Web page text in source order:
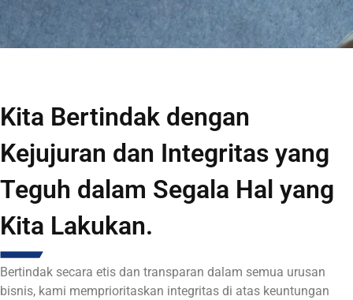
Kita Bertindak dengan
Kejujuran dan Integritas yang
Teguh dalam Segala Hal yang
Kita Lakukan.
Bertindak secara etis dan transparan dalam semua urusan
bisnis, kami memprioritaskan integritas di atas keuntungan